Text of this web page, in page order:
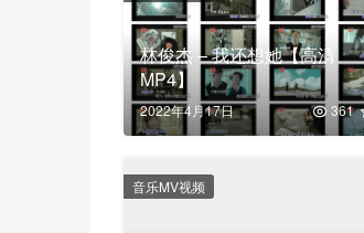
林俊杰 – 我还想她【高清
MP4】
2022年4月17日 361
音乐MV视频